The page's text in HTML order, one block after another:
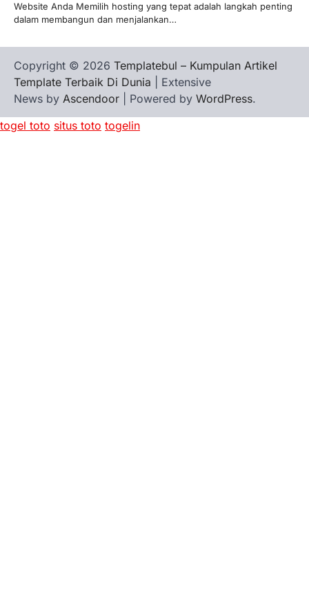
Website Anda Memilih hosting yang tepat adalah langkah penting
dalam membangun dan menjalankan…
Copyright © 2026 Templatebul – Kumpulan Artikel
Template Terbaik Di Dunia | Extensive
News by Ascendoor | Powered by WordPress.
togel toto situs toto togelin